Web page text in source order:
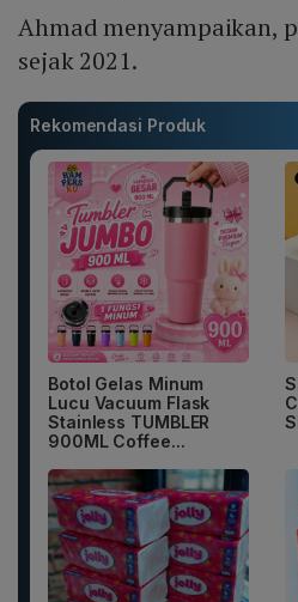
Ahmad menyampaikan,
sejak 2021.
Rekomendasi Produk
Botol Gelas Minum
Lucu Vacuum Flask
Stainless TUMBLER
900ML Coffee...